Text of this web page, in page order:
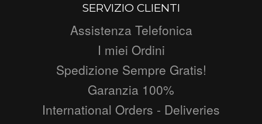
SERVIZIO CLIENTI
Assistenza Telefonica
I miei Ordini
Spedizione Sempre Gratis!
Garanzia 100%
International Orders - Deliveries